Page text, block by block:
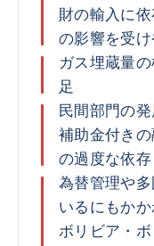
財の輸入に
の影響を受
ガス埋蔵量
足
民間部門の
補助金付き
の過度な依存
為替管理や
いるにもか
ボリビア・